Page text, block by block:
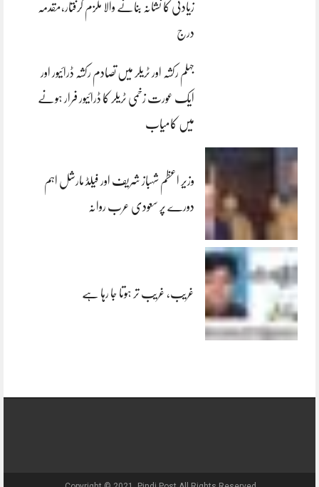
زیادتی کا نشانہ بنانے والا ملزم گرفتار،مقدمہ
درج
جہلم رکشہ اور ٹریلر میں تصادم رکشہ ڈرائیور اور
ایک عورت زخمی ٹریلر کا ڈرائیور فرار ہونے
میں کامیاب
وزیر اعظم شہباز شریف اور فیلڈ مارشل اہم
دورے پر سعودی عرب روانہ
غریب، غریب تر ہوتا جا رہا ہے